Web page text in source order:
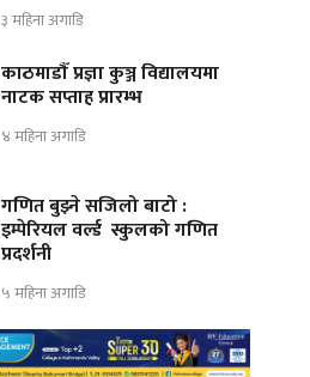
३ महिना अगाडि
काठमाडौँ प्रज्ञा कुञ्ज विद्यालयमा
नाटक सप्ताह प्रारम्भ
४ महिना अगाडि
गणित बुझ्ने सजिलो बाटो :
इम्पेरियल वर्ल्ड स्कुलको गणित
प्रदर्शनी
५ महिना अगाडि